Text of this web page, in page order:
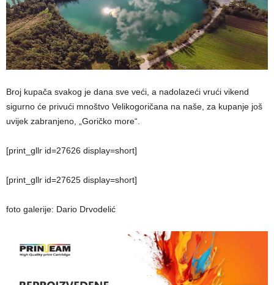
Broj kupača svakog je dana sve veći, a nadolazeći vrući vikend
sigurno će privući mnoštvo Velikogoričana na naše, za kupanje još
uvijek zabranjeno, „Goričko more“.
[print_gllr id=27626 display=short]
[print_gllr id=27625 display=short]
foto galerije: Dario Drvodelić